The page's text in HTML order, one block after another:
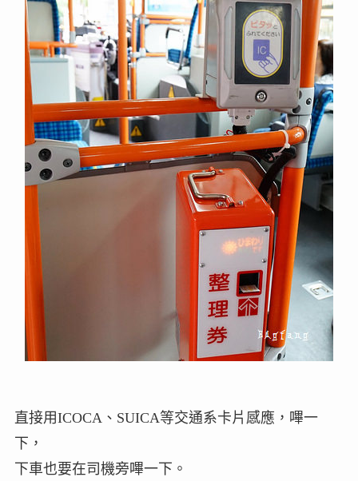
直接用ICOCA、SUICA等交通系卡片感應，嗶一
下，
下車也要在司機旁嗶一下。